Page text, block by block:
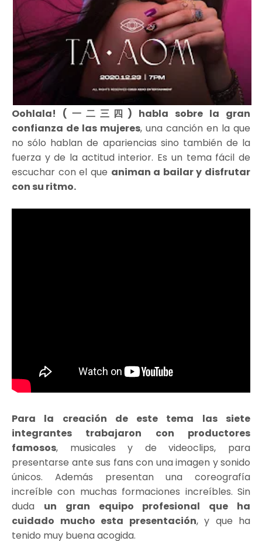
Oohlala! (一二三四) habla sobre la gran
confianza de las mujeres, una canción en la que
no sólo hablan de apariencias sino también de la
fuerza y de la actitud interior. Es un tema fácil de
escuchar con el que animan a bailar y disfrutar
con su ritmo.
Para la creación de este tema las siete
integrantes trabajaron con productores
famosos, musicales y de videoclips, para
presentarse ante sus fans con una imagen y sonido
únicos. Además presentan una coreografía
increíble con muchas formaciones increíbles. Sin
duda un gran equipo profesional que ha
cuidado mucho esta presentación, y que ha
tenido muy buena acogida.